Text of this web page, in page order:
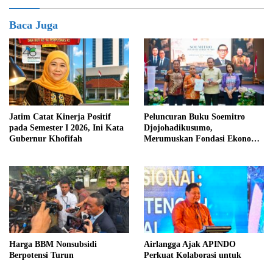
Baca Juga
Jatim Catat Kinerja Positif
pada Semester I 2026, Ini Kata
Gubernur Khofifah
Peluncuran Buku Soemitro
Djojohadikusumo,
Merumuskan Fondasi Ekonomi
Harga BBM Nonsubsidi
Berpotensi Turun
Airlangga Ajak APINDO
Perkuat Kolaborasi untuk